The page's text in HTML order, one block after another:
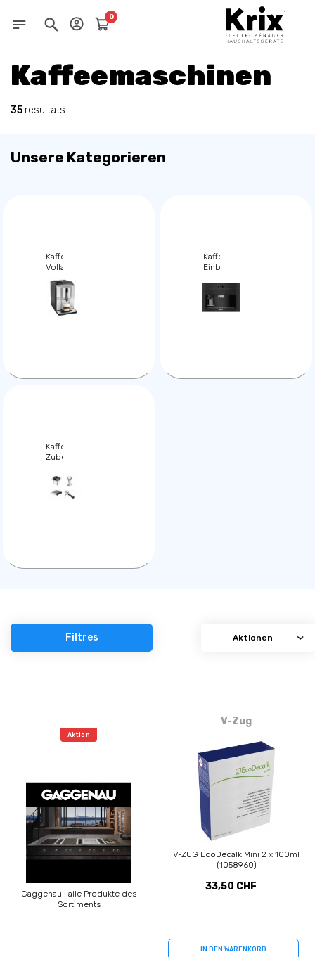
0
Kaffeemaschinen
35 resultats
Unsere Kategorieren
Kaffeemaschinen,
Vollautomaten
Kaffeemaschinen,
Einbau
Kaffee,
Zubehör
Filtres
Aktion
Gaggenau : alle Produkte des
Sortiments
V-Zug
V-ZUG EcoDecalk Mini 2 x 100ml
(1058960)
33,50 CHF
IN DEN WARENKORB